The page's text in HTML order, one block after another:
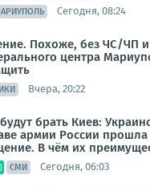
Сегодня, 08:24
Похоже, без ЧС/ЧП
центра
Вчера, 20:22
брать Киев:
армии России
В чём их
СМИ Сегодня, 06:03